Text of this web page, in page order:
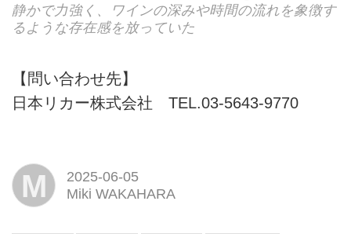
静かで力強く、ワインの深みや時間の流れを象徴す
るような存在感を放っていた
【問い合わせ先】
日本リカー株式会社 TEL.03-5643-9770
M
2025-06-05
Miki WAKAHARA